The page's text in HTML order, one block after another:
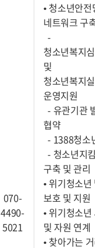
070-
4490-
5021
• 청소년안전
네트워크 구
-
청소년복지
및
청소년복지
운영지원
- 유관기관
협약
- 1388청소
- 청소년지
구축 및 관리
• 위기청소년
보호 및 지원
• 위기청소
및 자원 연계
• 찾아가는